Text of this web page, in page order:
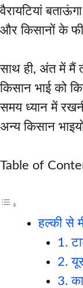
वैरायटियां
और किसानों के
साथ ही, अंत में मैं
किसान भाई को
समय ध्यान में
अन्य किसान
Table of
हल्की से
1.
2.
3.